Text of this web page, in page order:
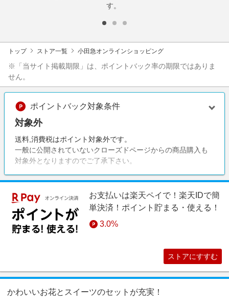
す。
トップ ストア一覧 小田急オンラインショッピング
※「当サイト掲載期限」は、ポイントバック率の期限ではありま
せん。
ポイントバック対象条件
対象外
送料,消費税はポイント対象外です。
一般に公開されていないクローズドページからの商品購入も
対象外となりますのでご了承下さい。
お支払いは楽天ペイで！楽天IDで簡
単決済！ポイント貯まる・使える！
3.0%
ストアにすすむ
かわいいお花とスイーツのセットが充実！